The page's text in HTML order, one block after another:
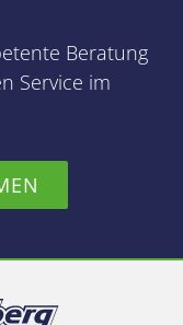
Beratung
Service im